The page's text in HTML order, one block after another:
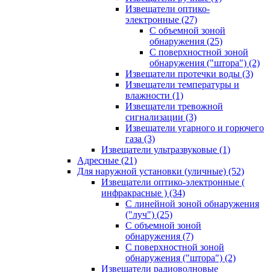
Извещатели оптико-
электронные (27)
С объемной зоной
обнаружения (25)
С поверхностной зоной
обнаружения ("штора") (2)
Извещатели протечки воды (3)
Извещатели температуры и
влажности (1)
Извещатели тревожной
сигнализации (3)
Извещатели угарного и горючего
газа (3)
Извещатели ультразвуковые (1)
Адресные (21)
Для наружной установки (уличные) (52)
Извещатели оптико-электронные (
инфракрасные ) (34)
С линейной зоной обнаружения
("луч") (25)
С объемной зоной
обнаружения (7)
С поверхностной зоной
обнаружения ("штора") (2)
Извещатели радиоволновые